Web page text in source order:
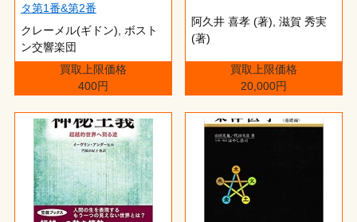
タ第1番&第2番
クレーメル(ギドン), ボスト
ン交響楽団
買取上限価格
400円
阿久井 喜孝 (著),‎ 滋賀 秀実
(著)
買取上限価格
20,000円